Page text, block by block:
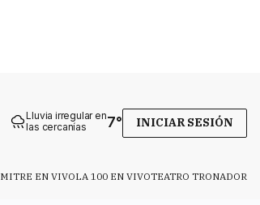
Lluvia irregular en
las cercanías
7° INICIAR SESIÓN
MITRE EN VIVOLA 100 EN VIVOTEATRO TRONADOR